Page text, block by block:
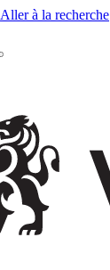
Aller à la recherche